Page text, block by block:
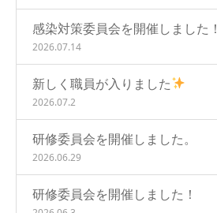
感染対策委員会を開催しました！
2026.07.14
新しく職員が入りました
2026.07.2
研修委員会を開催しました。
2026.06.29
研修委員会を開催しました！